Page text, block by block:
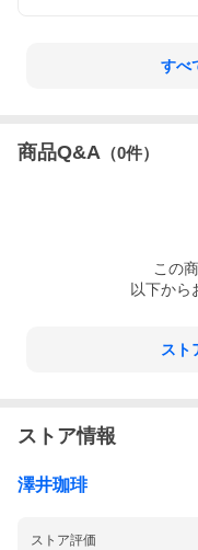
ミルクと合わせればおう
香り立つ贅沢と余韻のあ
すべ
商品Q&A （0件）
この
以下から
スト
ストア情報
澤井珈琲
ストア評価